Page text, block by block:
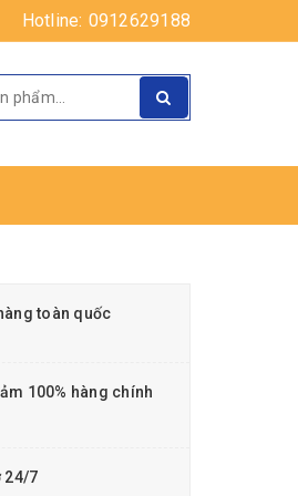
Hotline: 0912629188
toàn quốc
100% hàng chính
24/7